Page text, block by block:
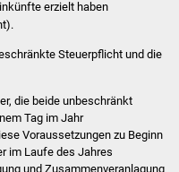
erzielt haben
Steuerpflicht und die
die beide unbeschränkt
Tag im Jahr
Voraussetzungen zu Beginn
im Laufe des Jahres
und Zusammenveranlagung